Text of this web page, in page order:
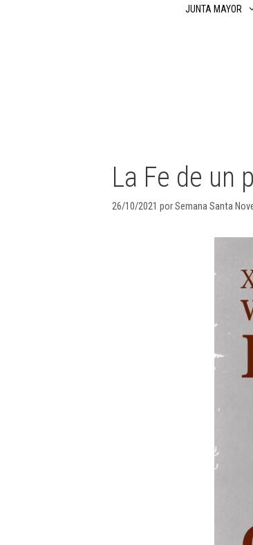
JUNTA MAYOR
La Fe de un
26/10/2021 porSemana Santa